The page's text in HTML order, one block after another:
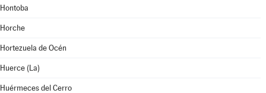
Hontoba
Horche
Hortezuela de Océn
Huerce (La)
Huérmeces del Cerro